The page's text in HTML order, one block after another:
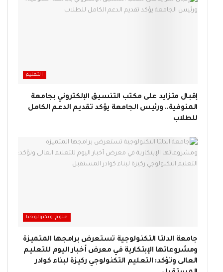
التعليم
إقبال متزايد على مكتب التنسيق الإلكتروني بجامعة
المنوفية.. ورئيس الجامعة يؤكد تقديم الدعم الكامل
للطلاب
علوم وتكنولوجيا
جامعة الدلتا التكنولوجية تستعرض برامجها المتميزة
ومشروعاتها الإبتكارية في معرض أخبار اليوم للتعليم
العالى وتؤكد: التعليم التكنولوجي ركيزة لبناء كوادر